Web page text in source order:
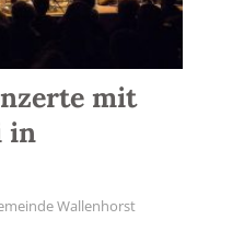
mit
in
Wallenhorst